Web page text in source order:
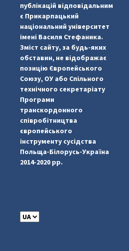
#PipIvanToday
публікацій відповідальним
є Прикарпацький
національний університет
імені Василя Стефаника.
Зміст сайту, за будь-яких
обставин, не відображає
позицію Європейського
Союзу, ОУ або Спільного
технічного секретаріату
Програми
транскордонного
співробітництва
європейського
інструменту сусідства
Польща-Білорусь-Україна
2014-2020 рр.
C